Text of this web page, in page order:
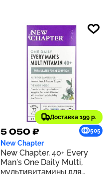
ароматизаторами, 170
жевательных таблеток
Доставка 199 р.
5 050 ₽ 505
New Chapter
New Chapter, 40+ Every
Man's One Daily Multi,
мультивитамины для